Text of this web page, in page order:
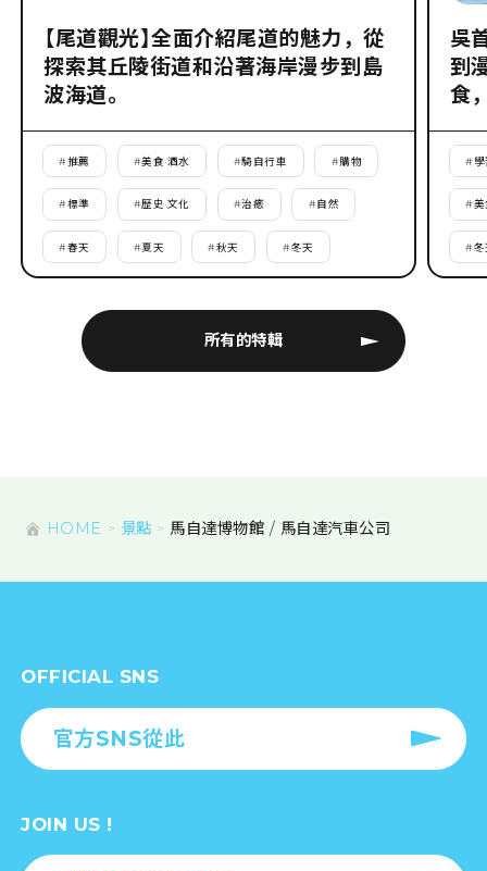
所有的特輯
【尾道觀光】全面介紹尾道的魅力，從
探索其丘陵街道和沿著海岸漫步到島
波海道。
#推薦 #美食·酒水 #騎自行車 #購物
#標準 #歷史·文化 #治癒 #自然
#春天 #夏天 #秋天 #冬天
吳
到
食
# 學
#美
#冬
HOME 景點 馬自達博物館 / 馬自達汽車公司
OFFICIAL SNS
官方SNS從此
JOIN US !